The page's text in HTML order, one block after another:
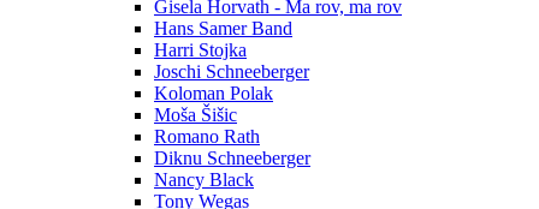
Gisela Horvath - Ma rov, ma rov
Hans Samer Band
Harri Stojka
Joschi Schneeberger
Koloman Polak
Moša Šišic
Romano Rath
Diknu Schneeberger
Nancy Black
Tony Wegas